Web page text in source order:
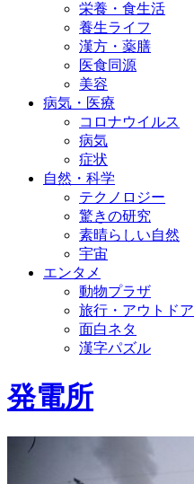
栄養・食生活
養生ライフ
漢方・薬膳
医食同源
美容
病気・医療
コロナウイルス
病気
症状
自然・科学
テクノロジー
驚きの研究
素晴らしい自然
宇宙
エンタメ
動物プラザ
旅行・アウトドア
面白ネタ
漢字パズル
発電所